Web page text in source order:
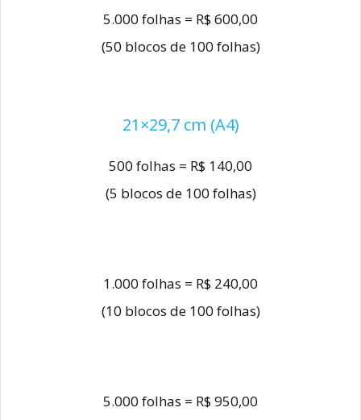
5.000 folhas = R$ 600,00
(50 blocos de 100 folhas)
21×29,7 cm (A4)
500 folhas = R$ 140,00
(5 blocos de 100 folhas)
1.000 folhas = R$ 240,00
(10 blocos de 100 folhas)
5.000 folhas = R$ 950,00